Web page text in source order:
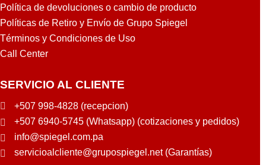
Política de devoluciones o cambio de producto
Políticas de Retiro y Envío de Grupo Spiegel
Términos y Condiciones de Uso
Call Center
SERVICIO AL CLIENTE
+507 998-4828 (recepcion)
+507 6940-5745 (Whatsapp) (cotizaciones y pedidos)
info@spiegel.com.pa
servicioalcliente@grupospiegel.net (Garantías)